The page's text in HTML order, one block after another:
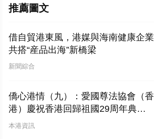
推薦圖文
借自貿港東風，港媒與海南健康企業
共搭“産品出海”新橋梁
新聞綜合
僑心港情（九）：愛國尊法協會（香
港）慶祝香港回歸祖國29周年典禮
圓滿舉行
本港資訊